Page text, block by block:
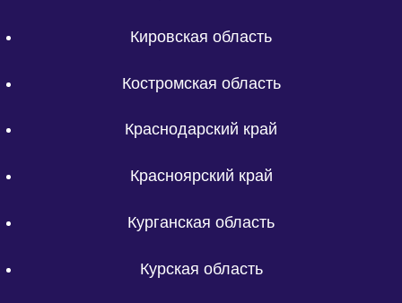
Кировская область
Костромская область
Краснодарский край
Красноярский край
Курганская область
Курская область